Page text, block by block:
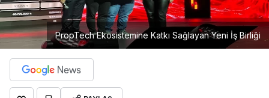
PropTech Ekosistemine Katkı Sağlayan Yeni İş Birliği